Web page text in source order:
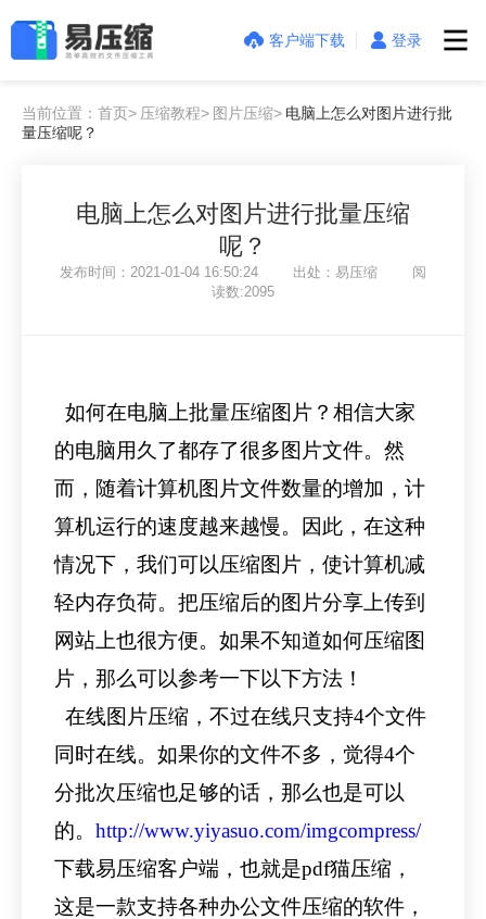
客户端下载 登录
当前位置：首页> 压缩教程> 图片压缩> 电脑上怎么对图片进行批
量压缩呢？
电脑上怎么对图片进行批量压缩
呢？
发布时间：2021-01-04 16:50:24 出处：易压缩 阅
读数:2095
如何在电脑上批量压缩图片？相信大家
的电脑用久了都存了很多图片文件。然
而，随着计算机图片文件数量的增加，计
算机运行的速度越来越慢。因此，在这种
情况下，我们可以压缩图片，使计算机减
轻内存负荷。把压缩后的图片分享上传到
网站上也很方便。如果不知道如何压缩图
片，那么可以参考一下以下方法！
在线图片压缩，不过在线只支持4个文件
同时在线。如果你的文件不多，觉得4个
分批次压缩也足够的话，那么也是可以
的。 http://www.yiyasuo.com/imgcompress/
下载易压缩客户端，也就是pdf猫压缩，
这是一款支持各种办公文件压缩的软件，